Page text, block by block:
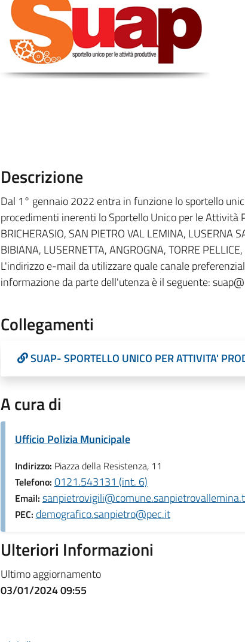
Descrizione
Dal 1° gennaio 2022 entra in funzione lo sportello
procedimenti inerenti lo Sportello Unico per le Attività
BRICHERASIO, SAN PIETRO VAL LEMINA, LUSERNA
BIBIANA, LUSERNETTA, ANGROGNA, TORRE
L'indirizzo e-mail da utilizzare quale canale
informazione da parte dell'utenza è il seguente:
Collegamenti
SUAP- SPORTELLO UNICO PER ATTIVITA'
A cura di
Ufficio Polizia Municipale
Indirizzo: Piazza della Resistenza, 11
Telefono: 0121.543131 (int. 6)
Email:
PEC: demografico.sanpietro@pec.it
Ulteriori Informazioni
Ultimo aggiornamento
03/01/2024 09:55